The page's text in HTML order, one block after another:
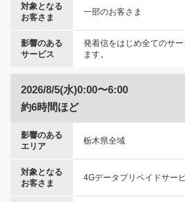
対象となる
お客さま
一部のお客さま
影響のある
サービス
発着信をはじめ全てのサ
ます。
2026/8/5(水)0:00〜6:00
約6時間ほど
影響のある
エリア
栃木県全域
対象となる
お客さま
4Gデータプリペイドサー